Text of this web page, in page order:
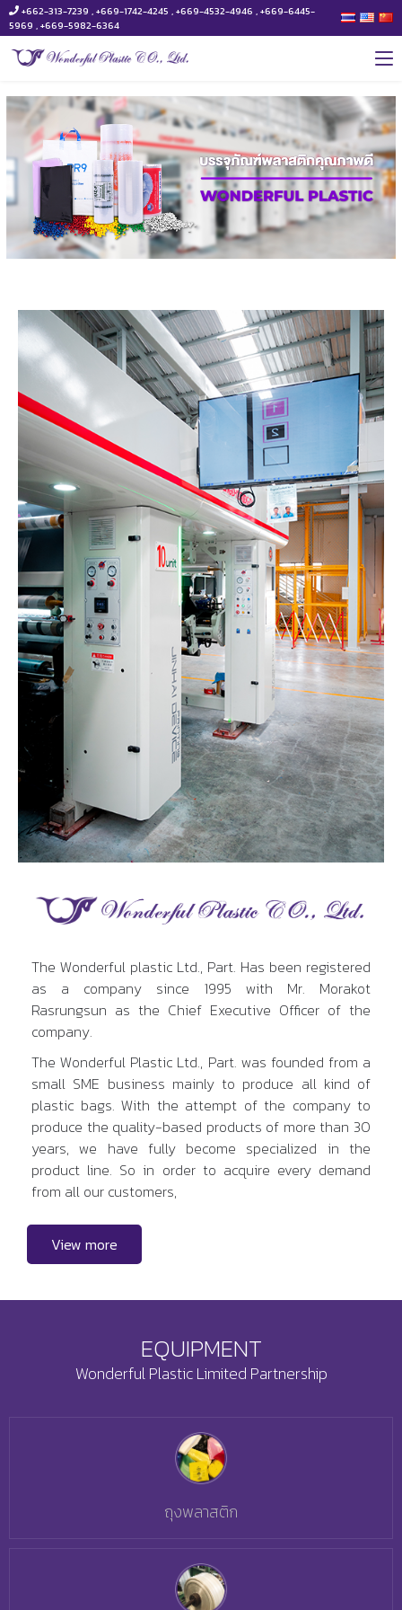
+662-313-7239 , +669-1742-4245 , +669-4532-4946 , +669-6445-
5969 , +669-5982-6364
The Wonderful plastic Ltd., Part. Has been registered
as a company since 1995 with Mr. Morakot
Rasrungsun as the Chief Executive Officer of the
company.
The Wonderful Plastic Ltd., Part. was founded from a
small SME business mainly to produce all kind of
plastic bags. With the attempt of the company to
produce the quality-based products of more than 30
years, we have fully become specialized in the
product line. So in order to acquire every demand
from all our customers,
View more
EQUIPMENT
Wonderful Plastic Limited Partnership
ถุงพลาสติก